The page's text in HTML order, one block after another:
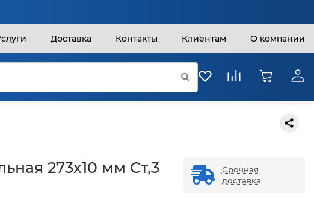
Доставка Контакты Клиентам О компании
273х10 мм Ст,3
Срочная
доставка